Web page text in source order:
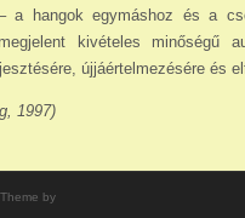
– a hangok egymáshoz és a
kivételes
újjáértelmezésére és
1997)
by